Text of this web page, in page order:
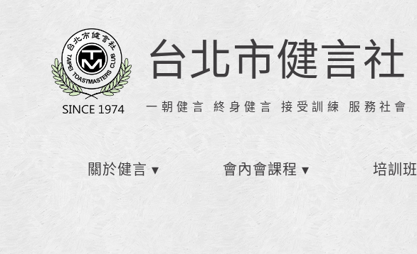
台北市健言社
一朝健言 終身健言 接受訓練 服務社會
關於健言 會內會課程 培訓班